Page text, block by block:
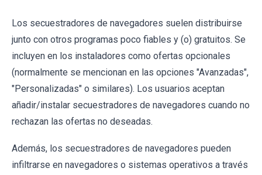
Los secuestradores de navegadores suelen distribuirse
junto con otros programas poco fiables y (o) gratuitos. Se
incluyen en los instaladores como ofertas opcionales
(normalmente se mencionan en las opciones "Avanzadas",
"Personalizadas" o similares). Los usuarios aceptan
añadir/instalar secuestradores de navegadores cuando no
rechazan las ofertas no deseadas.
Además, los secuestradores de navegadores pueden
infiltrarse en navegadores o sistemas operativos a través